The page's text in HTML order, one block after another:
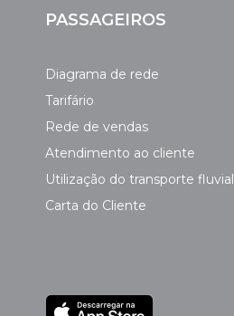
PASSAGEIROS
Diagrama de rede
Tarifário
Rede de vendas
Atendimento ao cliente
Utilização do transporte fluvial
Carta do Cliente